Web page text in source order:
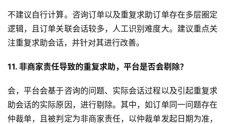
不建议自行计算。咨询订单以及重复求助订单存在多层圈定
逻辑，且订单关联会话较多，人工识别难度大。建议重点关
注重复求助会话，并针对其进行改善。
11. 非商家责任导致的重复求助，平台是否会剔除？
会，平台会基于咨询的问题、实际会话过程以及引起重复求
助会话的实际原因，进行剔除。其中，如订单同一问题存在
仲裁单，且被判定为非商家责任，以仲裁单发起日期为准，